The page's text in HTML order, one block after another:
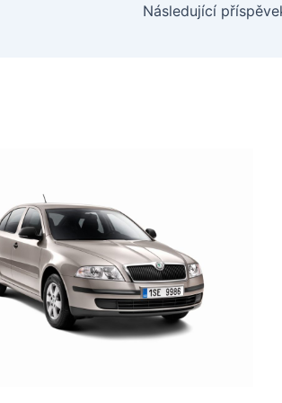
Následující